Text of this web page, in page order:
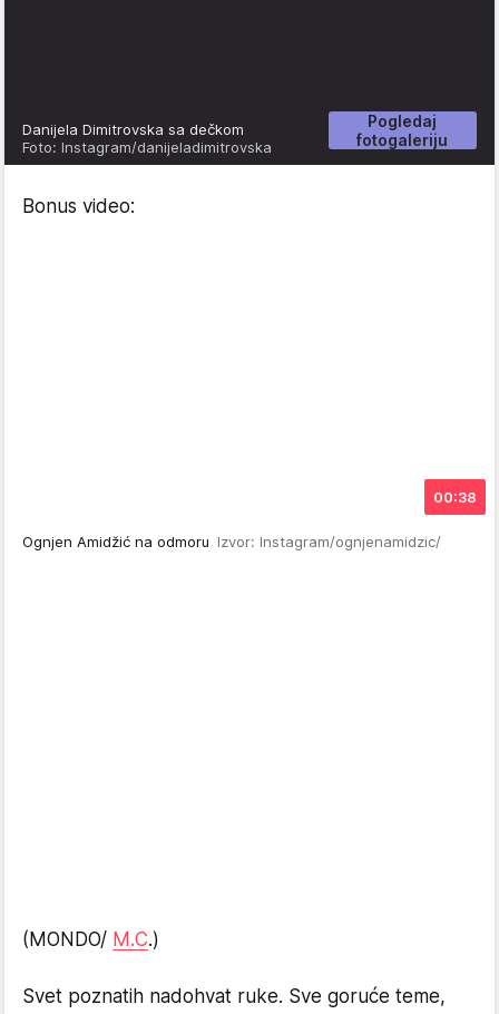
Pogledaj
fotogaleriju
Danijela Dimitrovska sa dečkom
Foto: Instagram/danijeladimitrovska
Bonus video:
00:38
Ognjen Amidžić na odmoru Izvor: Instagram/ognjenamidzic/
(MONDO/ M.C.)
Svet poznatih nadohvat ruke. Sve goruće teme,